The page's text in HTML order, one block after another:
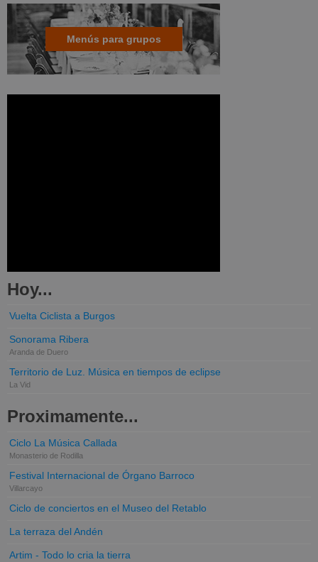
Menús para grupos
Hoy...
Vuelta Ciclista a Burgos
Sonorama Ribera
Aranda de Duero
Territorio de Luz. Música en tiempos de eclipse
La Vid
Proximamente...
Ciclo La Música Callada
Monasterio de Rodilla
Festival Internacional de Órgano Barroco
Villarcayo
Ciclo de conciertos en el Museo del Retablo
La terraza del Andén
Artim - Todo lo cria la tierra